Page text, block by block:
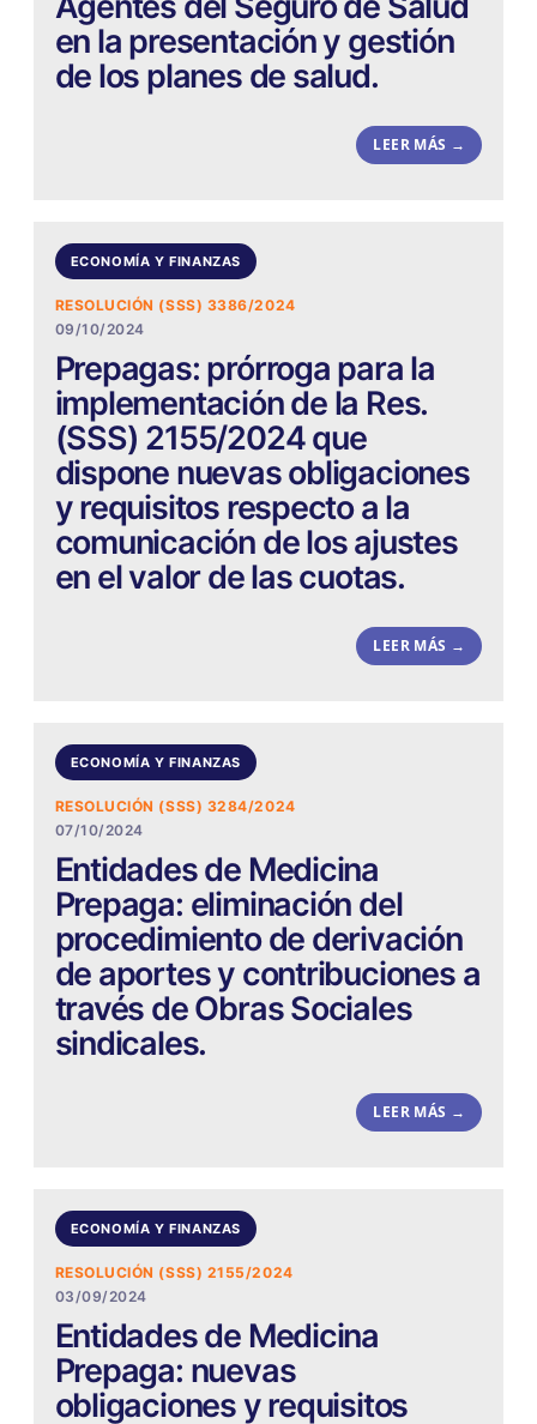
en la presentación y gestión
de los planes de salud.
LEER MÁS →
ECONOMÍA Y FINANZAS
RESOLUCIÓN (SSS) 3386/2024
09/10/2024
Prepagas: prórroga para la
implementación de la Res.
(SSS) 2155/2024 que
dispone nuevas obligaciones
y requisitos respecto a la
comunicación de los ajustes
en el valor de las cuotas.
LEER MÁS →
ECONOMÍA Y FINANZAS
RESOLUCIÓN (SSS) 3284/2024
07/10/2024
Entidades de Medicina
Prepaga: eliminación del
procedimiento de derivación
de aportes y contribuciones a
través de Obras Sociales
sindicales.
LEER MÁS →
ECONOMÍA Y FINANZAS
RESOLUCIÓN (SSS) 2155/2024
03/09/2024
Entidades de Medicina
Prepaga: nuevas
obligaciones y requisitos